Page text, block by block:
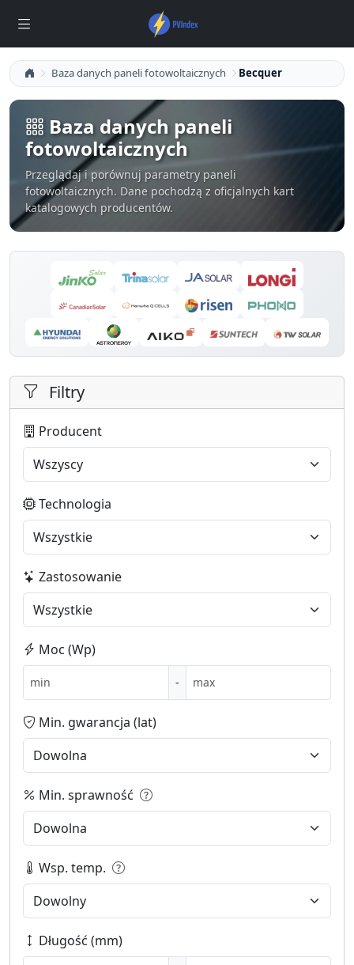
Baza danych paneli fotowoltaicznych Becquer
Baza danych paneli
fotowoltaicznych
Przeglądaj i porównuj parametry paneli
fotowoltaicznych. Dane pochodzą z oficjalnych kart
katalogowych producentów.
Filtry
Producent
Technologia
Zastosowanie
Moc (Wp)
-
Min. gwarancja (lat)
Min. sprawność
Wsp. temp.
Długość (mm)